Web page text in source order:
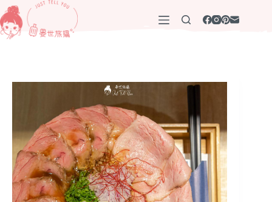
跳
至
主